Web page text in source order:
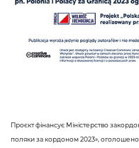
Проєкт фінансує Міністерство
поляки за кордоном 2023»,